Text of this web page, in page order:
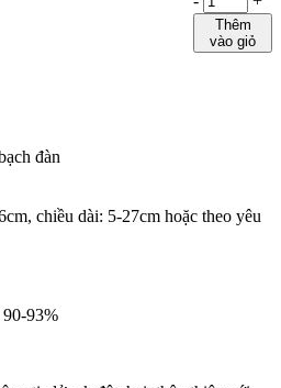
Thêm
vào giỏ
đàn
chiều dài: 5-27cm hoặc theo yêu
93%